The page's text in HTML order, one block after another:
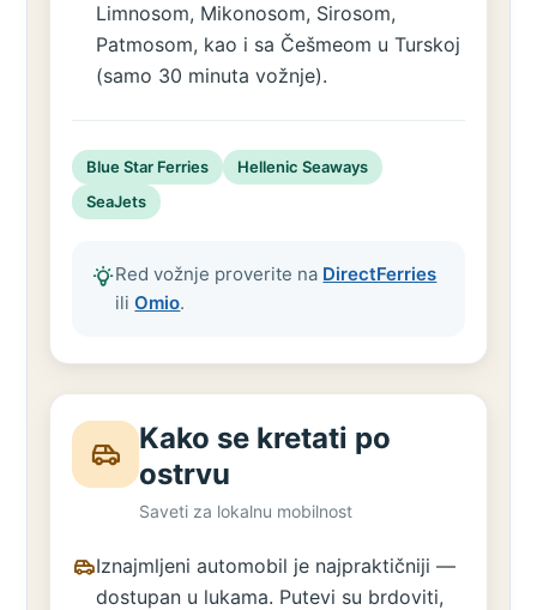
Limnosom, Mikonosom, Sirosom,
Patmosom, kao i sa Češmeom u Turskoj
(samo 30 minuta vožnje).
Blue Star Ferries
Hellenic Seaways
SeaJets
Red vožnje proverite na DirectFerries
iliOmio.
Kako se kretati po
ostrvu
Saveti za lokalnu mobilnost
Iznajmljeni automobil je najpraktičniji —
dostupan u lukama. Putevi su brdoviti,